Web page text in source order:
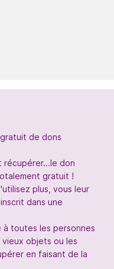
de dons
don
gratuit !
plus, vous leur
dans une
toutes les personnes
objets ou les
en faisant de la